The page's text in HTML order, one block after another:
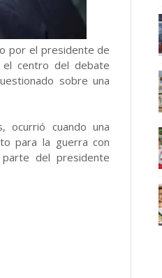
por el presidente de
el centro del debate
sobre una
ocurrió cuando una
para la guerra con
del presidente